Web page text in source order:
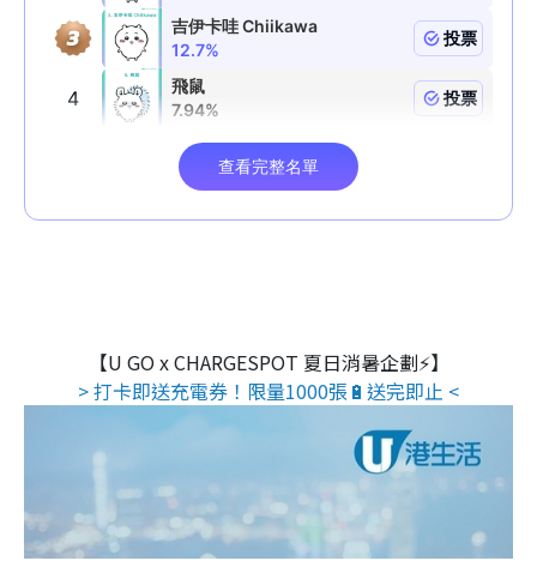
【U GO x CHARGESPOT 夏日消暑企劃⚡】
> 打卡即送充電券！限量1000張🔋送完即止 <